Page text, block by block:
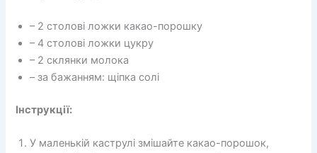
– 2 столові ложки какао-порошку
– 4 столові ложки цукру
– 2 склянки молока
– за бажанням: щіпка солі
Інструкції:
У маленькій каструлі змішайте какао-порошок,